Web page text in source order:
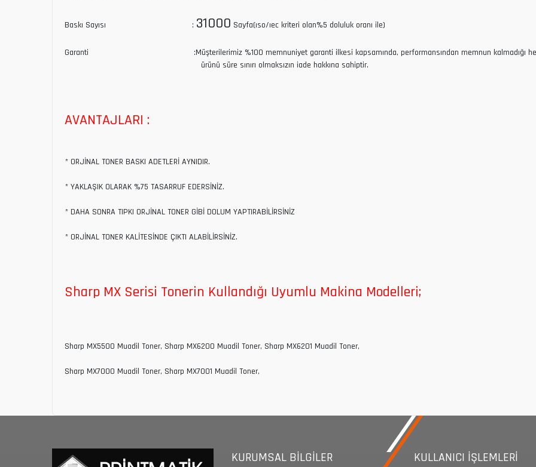
Baskı Sayısı : 31000 Sayfa(ıso/ıec kriteri olan%5 doluluk oranı ile)
Garanti :Müşterilerimiz %100 memnuniyet garanti ilkesi kapsamında, performansından memnun kalmadığı
ürünü süre sınırı olmaksızın iade hakkına sahiptir.
AVANTAJLARI :
* ORJİNAL TONER BASKI ADETLERİ AYNIDIR.
* YAKLAŞIK OLARAK %75 TASARRUF EDERSİNİZ.
* DAHA SONRA TIPKI ORJİNAL TONER GİBİ DOLUM YAPTIRABİLİRSİNİZ
* ORJİNAL TONER KALİTESİNDE ÇIKTI ALABİLİRSİNİZ.
Sharp MX Serisi Tonerin Kullandığı Uyumlu Makina Modelleri;
Sharp MX5500 Muadil Toner, Sharp MX6200 Muadil Toner, Sharp MX6201 Muadil Toner,
Sharp MX7000 Muadil Toner, Sharp MX7001 Muadil Toner,
KURUMSAL BİLGİLER KULLANICI İŞLEMLERİ